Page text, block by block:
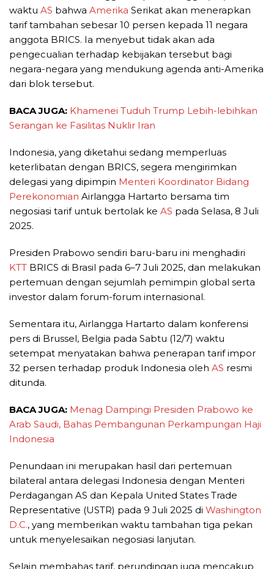
waktu AS bahwa Amerika Serikat akan menerapkan
tarif tambahan sebesar 10 persen kepada 11 negara
anggota BRICS. Ia menyebut tidak akan ada
pengecualian terhadap kebijakan tersebut bagi
negara-negara yang mendukung agenda anti-Amerika
dari blok tersebut.
BACA JUGA: Khamenei Tuduh Trump Lebih-lebihkan
Serangan ke Fasilitas Nuklir Iran
Indonesia, yang diketahui sedang memperluas
keterlibatan dengan BRICS, segera mengirimkan
delegasi yang dipimpin Menteri Koordinator Bidang
Perekonomian Airlangga Hartarto bersama tim
negosiasi tarif untuk bertolak ke AS pada Selasa, 8 Juli
2025.
Presiden Prabowo sendiri baru-baru ini menghadiri
KTT BRICS di Brasil pada 6–7 Juli 2025, dan melakukan
pertemuan dengan sejumlah pemimpin global serta
investor dalam forum-forum internasional.
Sementara itu, Airlangga Hartarto dalam konferensi
pers di Brussel, Belgia pada Sabtu (12/7) waktu
setempat menyatakan bahwa penerapan tarif impor
32 persen terhadap produk Indonesia oleh AS resmi
ditunda.
BACA JUGA: Menag Dampingi Presiden Prabowo ke
Arab Saudi, Bahas Pembangunan Perkampungan Haji
Indonesia
Penundaan ini merupakan hasil dari pertemuan
bilateral antara delegasi Indonesia dengan Menteri
Perdagangan AS dan Kepala United States Trade
Representative (USTR) pada 9 Juli 2025 di Washington
D.C., yang memberikan waktu tambahan tiga pekan
untuk menyelesaikan negosiasi lanjutan.
Selain membahas tarif, perundingan juga mencakup